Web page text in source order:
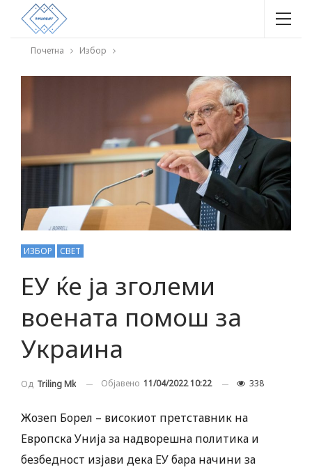
Почетна Избор
ИЗБОР СВЕТ
ЕУ ќе ја зголеми
воената помош за
Украина
Од Triling Mk Објавено 11/04/2022 10:22 338
Жозеп Борел – високиот претставник на
Европска Унија за надворешна политика и
безбедност изјави дека ЕУ бара начини за